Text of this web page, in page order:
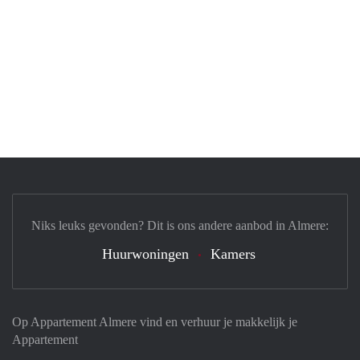
Op Appartement Almere vind en verhuur je makkelijk je
Appartement
Niks leuks gevonden? Dit is ons andere aanbod in Almere:
Huurwoningen Kamers